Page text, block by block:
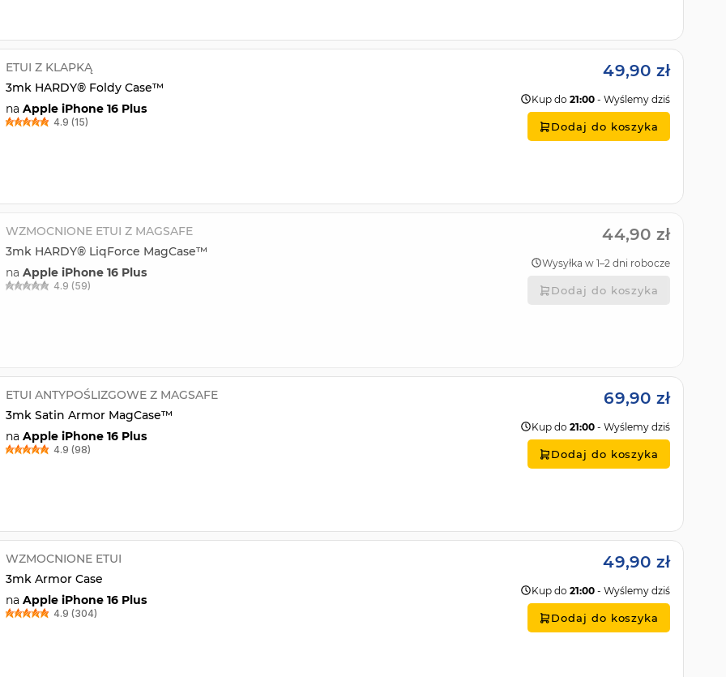
ETUI Z KLAPKĄ
3mk HARDY® Foldy Case™
na Apple iPhone 16 Plus
4.9 (15)
49,90 zł
Kup do 21:00 - Wyślemy dziś
Dodaj do koszyka
WZMOCNIONE ETUI Z MAGSAFE
3mk HARDY® LiqForce MagCase™
na Apple iPhone 16 Plus
4.9 (59)
44,90 zł
Wysyłka w 1–2 dni robocze
Dodaj do koszyka
ETUI ANTYPOŚLIZGOWE Z MAGSAFE
3mk Satin Armor MagCase™
na Apple iPhone 16 Plus
4.9 (98)
69,90 zł
Kup do 21:00 - Wyślemy dziś
Dodaj do koszyka
WZMOCNIONE ETUI
3mk Armor Case
na Apple iPhone 16 Plus
4.9 (304)
49,90 zł
Kup do 21:00 - Wyślemy dziś
Dodaj do koszyka